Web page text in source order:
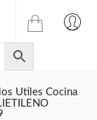
TIENDA
ONLINE
DE
JULIAN
CELDA
Utiles Cocina